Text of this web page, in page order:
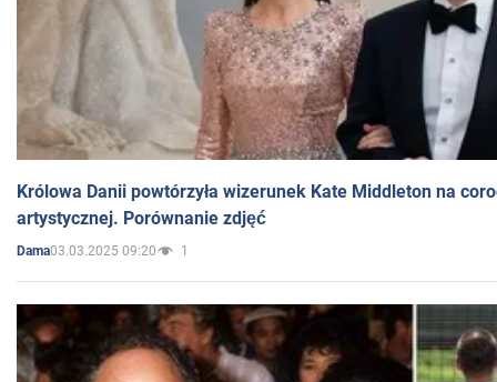
Królowa Danii powtórzyła wizerunek Kate Middleton na
artystycznej. Porównanie zdjęć
Dama03.03.2025 09:20 1